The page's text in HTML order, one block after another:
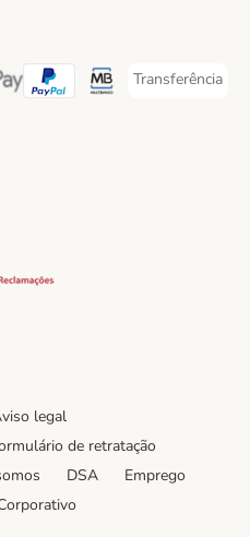
Method
Method
Pay Payment Method
PayPal Payment Method
Multibanco Payment
Transferência
Transferência
Method
Method
legal
de retratação
DSA
Emprego